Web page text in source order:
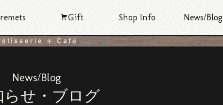
Gift Shop Info News/Blog
News/Blog
らせ・ブログ